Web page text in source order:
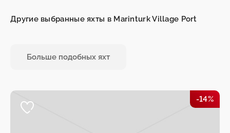
Другие выбранные яхты в Marinturk Village Port
Больше подобных яхт
-14%